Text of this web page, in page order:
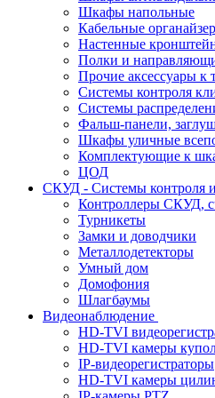
Шкафы напольные
Кабельные
Настенные
Полки и
Прочие аксессуары
Системы контроля
Системы
Фальш-панели,
Шкафы уличные
Комплектующие к
ЦОД
СКУД - Системы контроля
Контроллеры СКУД,
Турникеты
Замки и доводчики
Металлодетекторы
Умный дом
Домофония
Шлагбаумы
Видеонаблюдение
HD-TVI
HD-TVI камеры
IP-видеорегистраторы
HD-TVI камеры